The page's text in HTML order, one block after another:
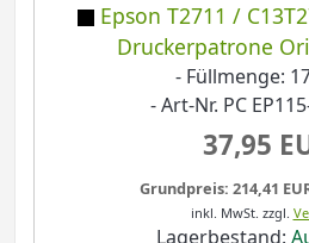
Epson T2711 /
Druckerpatrone
- Füllmenge:
- Art-Nr. PC
37,95
Grundpreis: 214,41
inkl. MwSt. zzgl.
Lagerbestand: